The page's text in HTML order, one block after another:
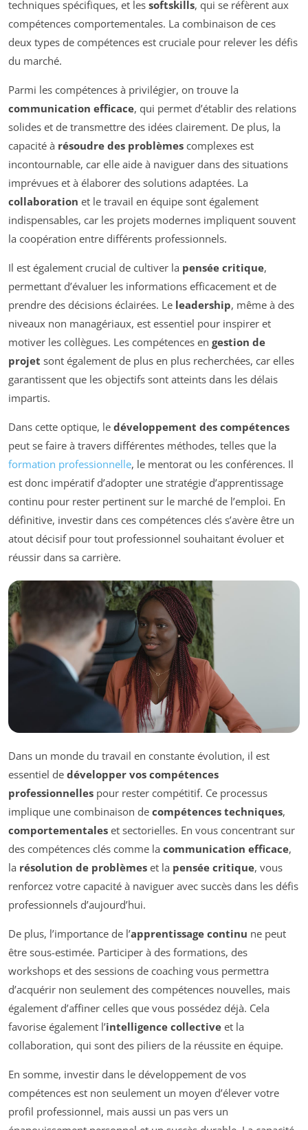
techniques spécifiques, et les softskills, qui se réfèrent aux
compétences comportementales. La combinaison de ces
deux types de compétences est cruciale pour relever les défis
du marché.
Parmi les compétences à privilégier, on trouve la
communication efficace, qui permet d’établir des relations
solides et de transmettre des idées clairement. De plus, la
capacité à résoudre des problèmes complexes est
incontournable, car elle aide à naviguer dans des situations
imprévues et à élaborer des solutions adaptées. La
collaboration et le travail en équipe sont également
indispensables, car les projets modernes impliquent souvent
la coopération entre différents professionnels.
Il est également crucial de cultiver la pensée critique,
permettant d’évaluer les informations efficacement et de
prendre des décisions éclairées. Le leadership, même à des
niveaux non managériaux, est essentiel pour inspirer et
motiver les collègues. Les compétences en gestion de
projet sont également de plus en plus recherchées, car elles
garantissent que les objectifs sont atteints dans les délais
impartis.
Dans cette optique, le développement des compétences
peut se faire à travers différentes méthodes, telles que la
formation professionnelle, le mentorat ou les conférences. Il
est donc impératif d’adopter une stratégie d’apprentissage
continu pour rester pertinent sur le marché de l’emploi. En
définitive, investir dans ces compétences clés s’avère être un
atout décisif pour tout professionnel souhaitant évoluer et
réussir dans sa carrière.
Dans un monde du travail en constante évolution, il est
essentiel de développer vos compétences
professionnelles pour rester compétitif. Ce processus
implique une combinaison de compétences techniques,
comportementales et sectorielles. En vous concentrant sur
des compétences clés comme la communication efficace,
la résolution de problèmes et la pensée critique, vous
renforcez votre capacité à naviguer avec succès dans les défis
professionnels d’aujourd’hui.
De plus, l’importance de l’apprentissage continu ne peut
être sous-estimée. Participer à des formations, des
workshops et des sessions de coaching vous permettra
d’acquérir non seulement des compétences nouvelles, mais
également d’affiner celles que vous possédez déjà. Cela
favorise également l’intelligence collective et la
collaboration, qui sont des piliers de la réussite en équipe.
En somme, investir dans le développement de vos
compétences est non seulement un moyen d’élever votre
profil professionnel, mais aussi un pas vers un